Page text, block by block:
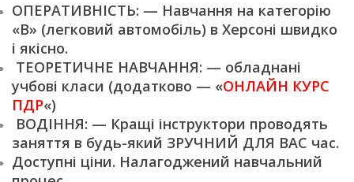
ОПЕРАТИВНІСТЬ: — Навчання на категорію
«В» (легковий автомобіль) в Херсоні швидко
і якісно.
ТЕОРЕТИЧНЕ НАВЧАННЯ: — обладнані
учбові класи (додатково — «ОНЛАЙН КУРС
ПДР«)
ВОДІННЯ: — Кращі інструктори проводять
заняття в будь-який ЗРУЧНИЙ ДЛЯ ВАС час.
Доступні ціни. Налагоджений навчальний